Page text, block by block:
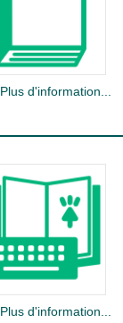
Plus d'information...
Plus d'information...